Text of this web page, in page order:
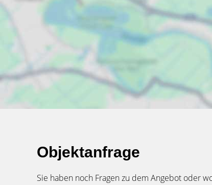
Objektanfrage
Sie haben noch Fragen zu dem Angebot oder